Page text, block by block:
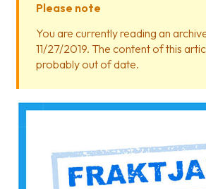
is
Fraktjakt?
Help?
Glossary
Packing
Please note
You are currently reading an
11/27/2019. The content of this
probably out of date.